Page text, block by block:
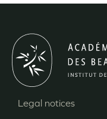
Legal notices